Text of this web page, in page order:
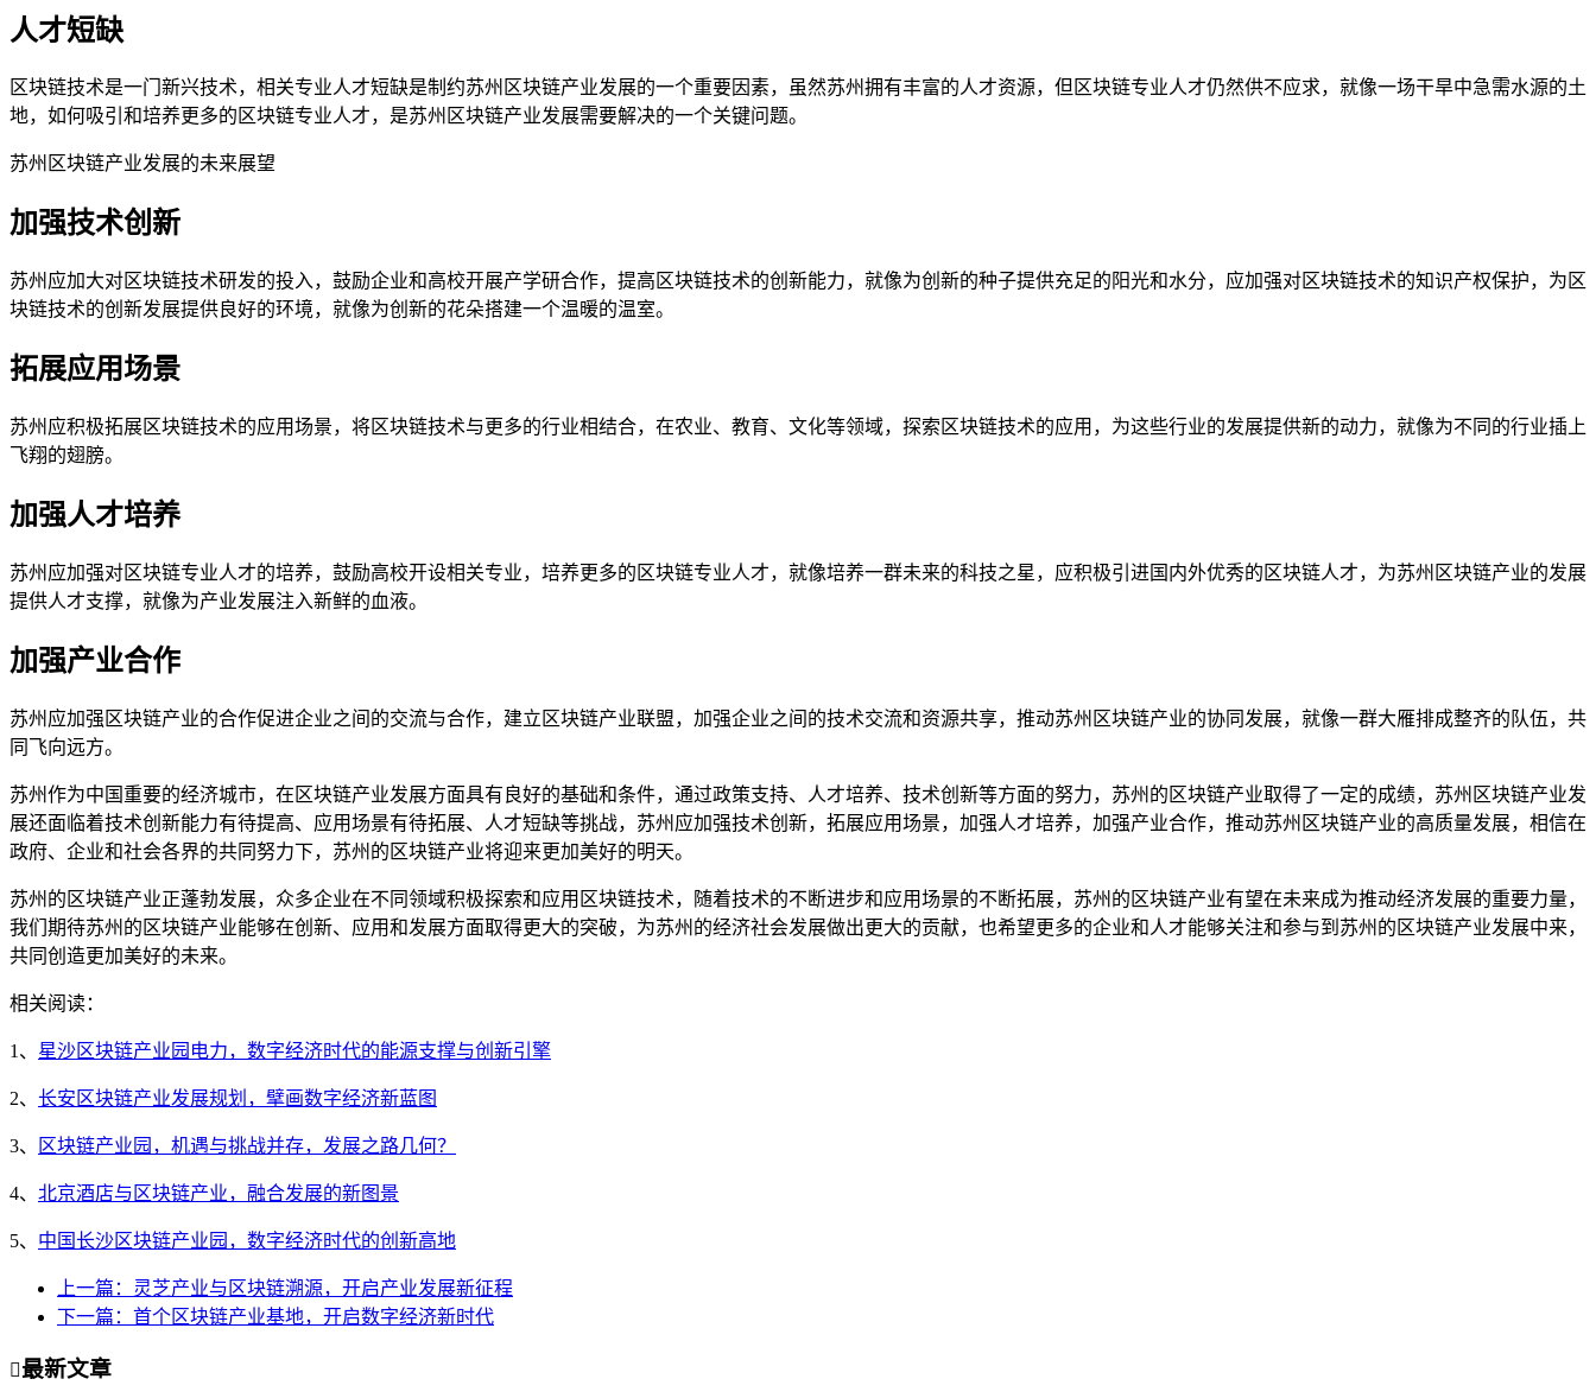
人才短缺
区块链技术是一门新兴技术，相关专业人才短缺是制约苏州区块链产业发展的一个重要因素，虽然苏州拥有丰富的人才资源，但区块链专业人才仍然供不应求，就像一场干旱中急需水源的土
地，如何吸引和培养更多的区块链专业人才，是苏州区块链产业发展需要解决的一个关键问题。
苏州区块链产业发展的未来展望
加强技术创新
苏州应加大对区块链技术研发的投入，鼓励企业和高校开展产学研合作，提高区块链技术的创新能力，就像为创新的种子提供充足的阳光和水分，应加强对区块链技术的知识产权保护，为区
块链技术的创新发展提供良好的环境，就像为创新的花朵搭建一个温暖的温室。
拓展应用场景
苏州应积极拓展区块链技术的应用场景，将区块链技术与更多的行业相结合，在农业、教育、文化等领域，探索区块链技术的应用，为这些行业的发展提供新的动力，就像为不同的行业插上
飞翔的翅膀。
加强人才培养
苏州应加强对区块链专业人才的培养，鼓励高校开设相关专业，培养更多的区块链专业人才，就像培养一群未来的科技之星，应积极引进国内外优秀的区块链人才，为苏州区块链产业的发展
提供人才支撑，就像为产业发展注入新鲜的血液。
加强产业合作
苏州应加强区块链产业的合作促进企业之间的交流与合作，建立区块链产业联盟，加强企业之间的技术交流和资源共享，推动苏州区块链产业的协同发展，就像一群大雁排成整齐的队伍，共
同飞向远方。
苏州作为中国重要的经济城市，在区块链产业发展方面具有良好的基础和条件，通过政策支持、人才培养、技术创新等方面的努力，苏州的区块链产业取得了一定的成绩，苏州区块链产业发
展还面临着技术创新能力有待提高、应用场景有待拓展、人才短缺等挑战，苏州应加强技术创新，拓展应用场景，加强人才培养，加强产业合作，推动苏州区块链产业的高质量发展，相信在
政府、企业和社会各界的共同努力下，苏州的区块链产业将迎来更加美好的明天。
苏州的区块链产业正蓬勃发展，众多企业在不同领域积极探索和应用区块链技术，随着技术的不断进步和应用场景的不断拓展，苏州的区块链产业有望在未来成为推动经济发展的重要力量，
我们期待苏州的区块链产业能够在创新、应用和发展方面取得更大的突破，为苏州的经济社会发展做出更大的贡献，也希望更多的企业和人才能够关注和参与到苏州的区块链产业发展中来，
共同创造更加美好的未来。
相关阅读：
1、 星沙区块链产业园电力，数字经济时代的能源支撑与创新引擎
2、 长安区块链产业发展规划，擘画数字经济新蓝图
3、 区块链产业园，机遇与挑战并存，发展之路几何？
4、 北京酒店与区块链产业，融合发展的新图景
5、 中国长沙区块链产业园，数字经济时代的创新高地
上一篇：灵芝产业与区块链溯源，开启产业发展新征程
下一篇：首个区块链产业基地，开启数字经济新时代
最新文章